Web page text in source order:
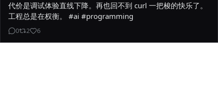
代价是调试体验直线下降。再也回不到 curl 一把梭的快乐了。
工程总是在权衡。 #ai #programming
0 2 6